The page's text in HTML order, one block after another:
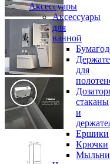
Аксессуары
Аксессуары
для
ванной
для
стаканы
и
Ершики
Крючки